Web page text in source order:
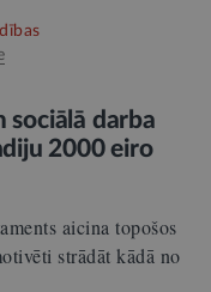
sociālā darba
2000 eiro
aicina topošos
strādāt kādā no